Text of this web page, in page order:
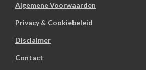
Algemene Voorwaarden
Privacy & Cookiebeleid
Disclaimer
Contact